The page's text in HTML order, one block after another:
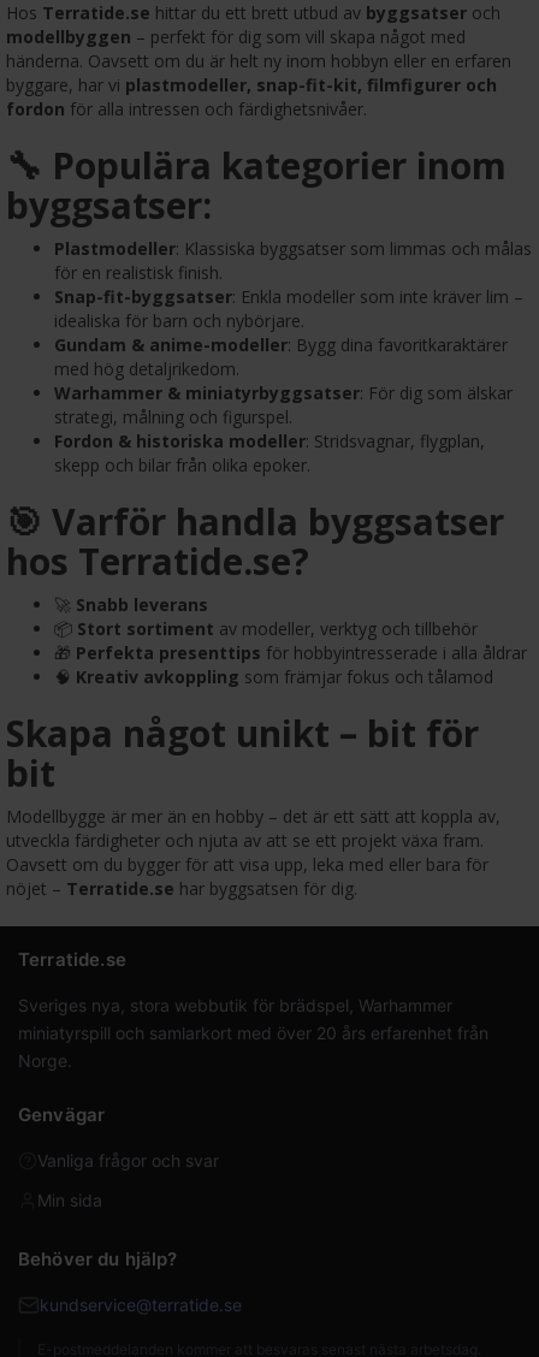
Hos Terratide.se hittar du ett brett utbud av byggsatser och
modellbyggen – perfekt för dig som vill skapa något med
händerna. Oavsett om du är helt ny inom hobbyn eller en erfaren
byggare, har vi plastmodeller, snap-fit-kit, filmfigurer och
fordon för alla intressen och färdighetsnivåer.
🔧 Populära kategorier inom
byggsatser:
Plastmodeller: Klassiska byggsatser som limmas och målas
för en realistisk finish.
Snap-fit-byggsatser: Enkla modeller som inte kräver lim –
idealiska för barn och nybörjare.
Gundam & anime-modeller: Bygg dina favoritkaraktärer
med hög detaljrikedom.
Warhammer & miniatyrbyggsatser: För dig som älskar
strategi, målning och figurspel.
Fordon & historiska modeller: Stridsvagnar, flygplan,
skepp och bilar från olika epoker.
🎯 Varför handla byggsatser
hos Terratide.se?
🚀 Snabb leverans
📦 Stort sortiment av modeller, verktyg och tillbehör
🎁 Perfekta presenttips för hobbyintresserade i alla åldrar
🧠 Kreativ avkoppling som främjar fokus och tålamod
Skapa något unikt – bit för
bit
Modellbygge är mer än en hobby – det är ett sätt att koppla av,
utveckla färdigheter och njuta av att se ett projekt växa fram.
Oavsett om du bygger för att visa upp, leka med eller bara för
nöjet – Terratide.se har byggsatsen för dig.
Terratide.se
Sveriges nya, stora webbutik för brädspel, Warhammer
miniatyrspill och samlarkort med över 20 års erfarenhet från
Norge.
Genvägar
Vanliga frågor och svar
Min sida
Behöver du hjälp?
kundservice@terratide.se